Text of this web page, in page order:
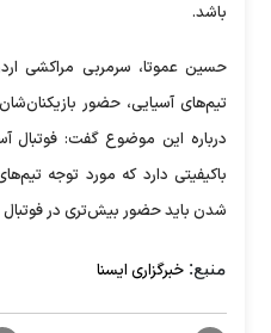
باشد.
حسین عموتا، سرمربی مراکشی
تیم‌های آسیایی، حضور
درباره این موضوع گفت: فوتبال
باکیفیتی دارد که مورد توجه
شدن باید حضور بیش‌تری در فوتبال
منبع: خبرگزاری ایسنا